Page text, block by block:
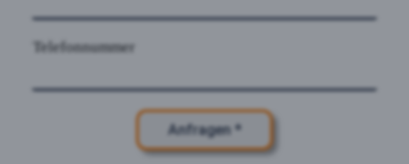
Telefonnummer
Anfragen *